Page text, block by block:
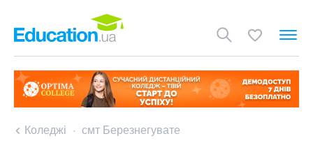
Коледжі смт Березнегувате